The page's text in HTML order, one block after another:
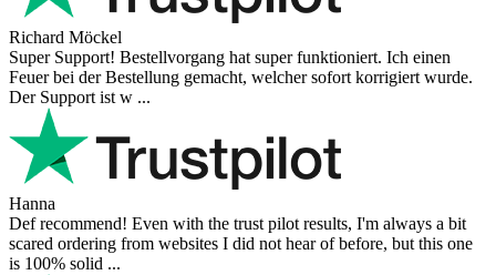
Richard Möckel
Super Support! Bestellvorgang hat super funktioniert. Ich einen
Feuer bei der Bestellung gemacht, welcher sofort korrigiert wurde.
Der Support ist w ...
Hanna
Def recommend! Even with the trust pilot results, I'm always a bit
scared ordering from websites I did not hear of before, but this one
is 100% solid ...